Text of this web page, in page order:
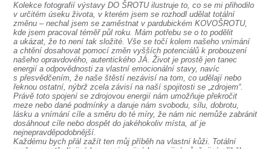
Kolekce fotografií výstavy DO ŠROTU ilustruje to, co se mi přihodilo
v určitém úseku života, v kterém jsem se rozhodl udělat totální
změnu – nechal jsem se zaměstnat v pardubickém KOVOŠROTU,
kde jsem pracoval téměř půl roku. Mám potřebu se o to podělit
a ukázat, že to není tak složité. Vše se točí kolem našeho vnímání
a chtění dosahovat pomocí změn vyšších potenciálů k probouzení
našeho opravdového, autentického JÁ. Život je prostě jen tanec
energií a odpovědnosti za vlastní emocionální stavy, navíc
s přesvědčením, že naše štěstí nezávisí na tom, co udělají nebo
řeknou ostatní, nýbrž zcela závisí na naší spojitosti se „zdrojem“.
Právě toto spojení se zdrojovou energií nám umožňuje překročit
meze nebo dané podmínky a daruje nám svobodu, sílu, dobrotu,
lásku a vnímání cíle a směru do té míry, že nám nic nemůže zabránit
dosáhnout cíle nebo dospět do jakéhokoliv místa, ať je
nejnepravděpodobnější.
Každému bych přál zažít ten můj příběh na vlastní kůži. Totální